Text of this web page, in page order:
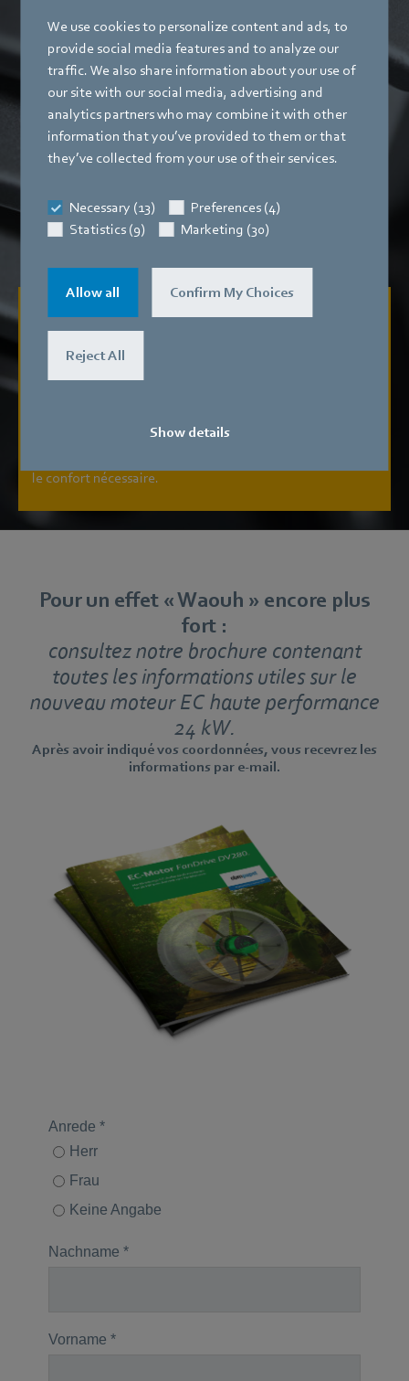
We use cookies to personalize content and ads, to
provide social media features and to analyze our
traffic. We also share information about your use of
our site with our social media, advertising and
analytics partners who may combine it with other
information that you’ve provided to them or that
they’ve collected from your use of their services.
Necessary (13)
Preferences (4)
Statistics (9)
Marketing (30)
Allow all Confirm My Choices
Reject All
Show details
Boum !
Envisagez clairement votre avenir avec cet appareil grâce
(entrée/sortie [I/O] configurables) et ses interfaces
le confort nécessaire.
Pour un effet « Waouh » encore plus
fort :
consultez notre brochure contenant
toutes les informations utiles sur le
nouveau moteur EC haute performance
24 kW.
Après avoir indiqué vos coordonnées, vous recevrez les
informations par e-mail.